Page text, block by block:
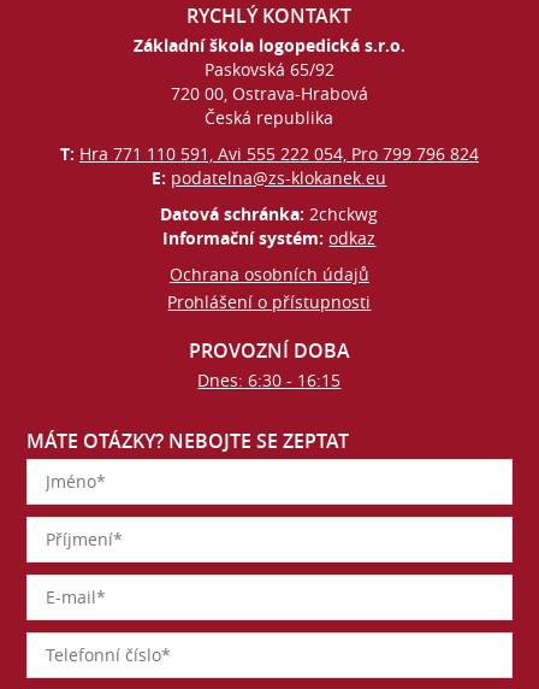
RYCHLÝ KONTAKT
Základní škola logopedická s.r.o.
Paskovská 65/92
720 00, Ostrava-Hrabová
Česká republika
T: Hra 771 110 591, Avi 555 222 054, Pro 799 796 824
E: podatelna@zs-klokanek.eu
Datová schránka: 2chckwg
Informační systém:odkaz
Ochrana osobních údajů
Prohlášení o přístupnosti
PROVOZNÍ DOBA
Dnes: 6:30 - 16:15
MÁTE OTÁZKY? NEBOJTE SE ZEPTAT